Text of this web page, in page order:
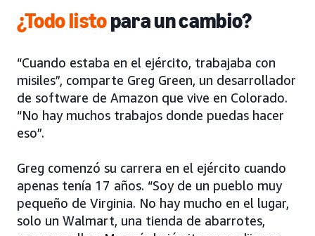
¿Todo listopara un cambio?
“Cuando estaba en el ejército, trabajaba con
misiles”, comparte Greg Green, un desarrollador
de software de Amazon que vive en Colorado.
“No hay muchos trabajos donde puedas hacer
eso”.
Greg comenzó su carrera en el ejército cuando
apenas tenía 17 años. “Soy de un pueblo muy
pequeño de Virginia. No hay mucho en el lugar,
solo un Walmart, una tienda de abarrotes,